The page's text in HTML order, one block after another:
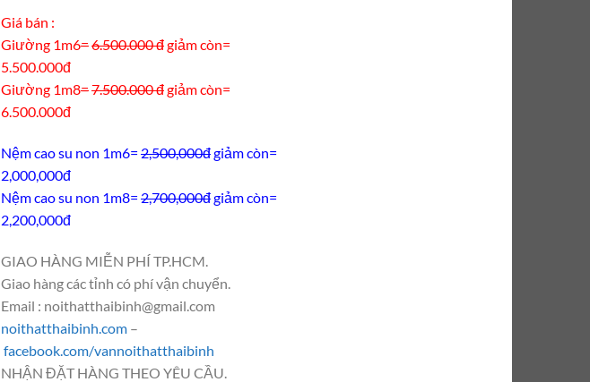
Giá bán :
Giường 1m6=6.500.000 đgiảm còn=
5.500.000đ
Giường 1m8=7.500.000 đgiảm còn=
6.500.000đ
Nệm cao su non 1m6= 2,500,000đgiảm còn=
2,000,000đ
Nệm cao su non 1m8= 2,700,000đgiảm còn=
2,200,000đ
GIAO HÀNG MIỄN PHÍ TP.HCM.
Giao hàng các tỉnh có phí vận chuyển.
Email : noithatthaibinh@gmail.com
noithatthaibinh.com –
facebook.com/vannoithatthaibinh
NHẬN ĐẶT HÀNG THEO YÊU CẦU.